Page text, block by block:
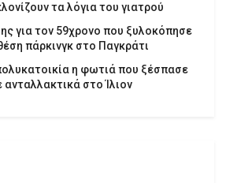
τα λόγια του γιατρού
για τον 59χρονο που ξυλοκόπησε
πάρκινγκ στο Παγκράτι
η φωτιά που ξέσπασε
στο Ίλιον